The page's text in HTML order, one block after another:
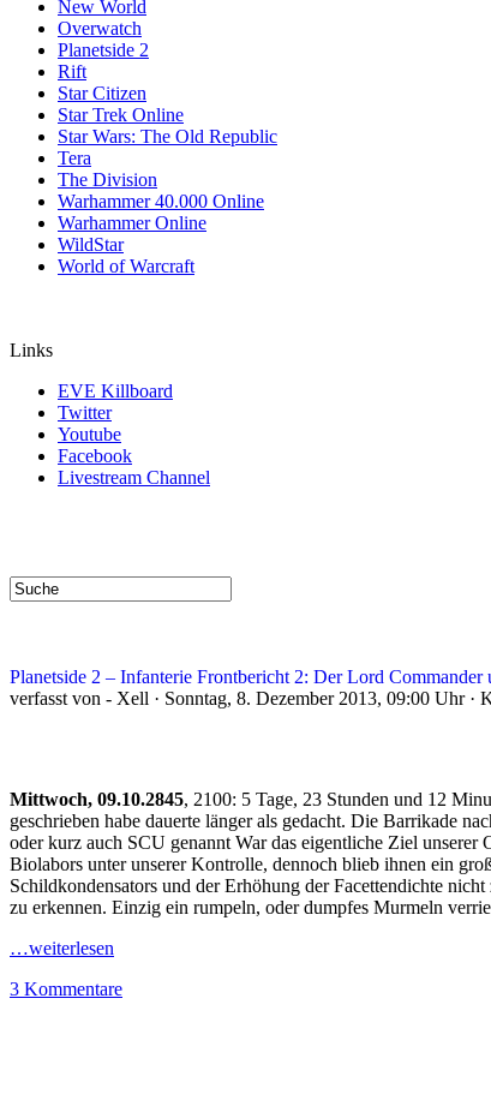
New World
Overwatch
Planetside 2
Rift
Star Citizen
Star Trek Online
Star Wars: The Old Republic
Tera
The Division
Warhammer 40.000 Online
Warhammer Online
WildStar
World of Warcraft
Links
EVE Killboard
Twitter
Youtube
Facebook
Livestream Channel
Planetside 2 – Infanterie Frontbericht 2: Der Lord Commander
verfasst von - Xell · Sonntag, 8. Dezember 2013, 09:00 Uhr ·
Mittwoch, 09.10.2845, 2100: 5 Tage, 23 Stunden und 12
geschrieben habe dauerte länger als gedacht. Die Barrikade
oder kurz auch SCU genannt War das eigentliche Ziel
Biolabors unter unserer Kontrolle, dennoch blieb ihnen ein
Schildkondensators und der Erhöhung der Facettendichte
zu erkennen. Einzig ein rumpeln, oder dumpfes Murmeln
…weiterlesen
3 Kommentare